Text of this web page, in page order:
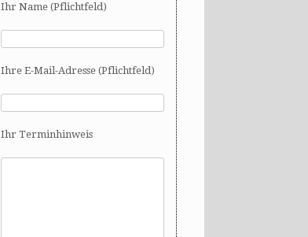
Ihr Name (Pflichtfeld)
Ihre E-Mail-Adresse (Pflichtfeld)
Ihr Terminhinweis